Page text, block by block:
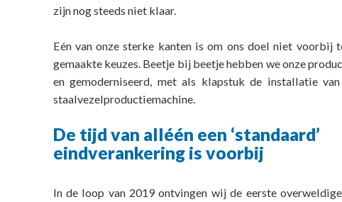
zijn nog steeds niet klaar.
Eén van onze sterke kanten is om ons doel niet voorbij
gemaakte keuzes. Beetje bij beetje hebben we onze
en gemoderniseerd, met als klapstuk de installatie
staalvezelproductiemachine.
De tijd van alléén een ‘standaard’
eindverankering is voorbij
In de loop van 2019 ontvingen wij de eerste